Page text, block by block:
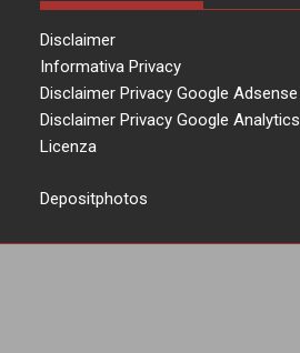
Disclaimer
Informativa Privacy
Disclaimer Privacy Google Adsense
Disclaimer Privacy Google Analytics
Licenza
Depositphotos